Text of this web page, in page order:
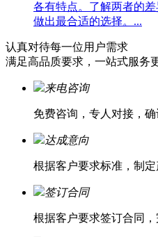
各有特点。了解两者的
做出最合适的选择。...
认真对待每一位用户需求
满足高品质要求，一站式服务
来电咨询
免费咨询，专人对接，确
达成意向
根据客户要求标准，制定
签订合同
根据客户要求签订合同，